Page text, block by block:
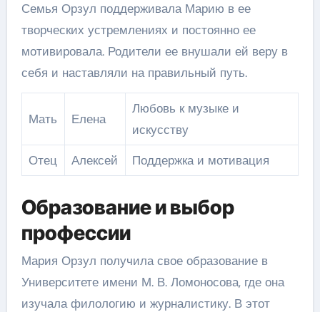
Семья Орзул поддерживала Марию в ее
творческих устремлениях и постоянно ее
мотивировала. Родители ее внушали ей веру в
себя и наставляли на правильный путь.
Мать Елена
Любовь к музыке и
искусству
Отец
Алексей Поддержка и мотивация
Образование и выбор
профессии
Мария Орзул получила свое образование в
Университете имени М. В. Ломоносова, где она
изучала филологию и журналистику. В этот